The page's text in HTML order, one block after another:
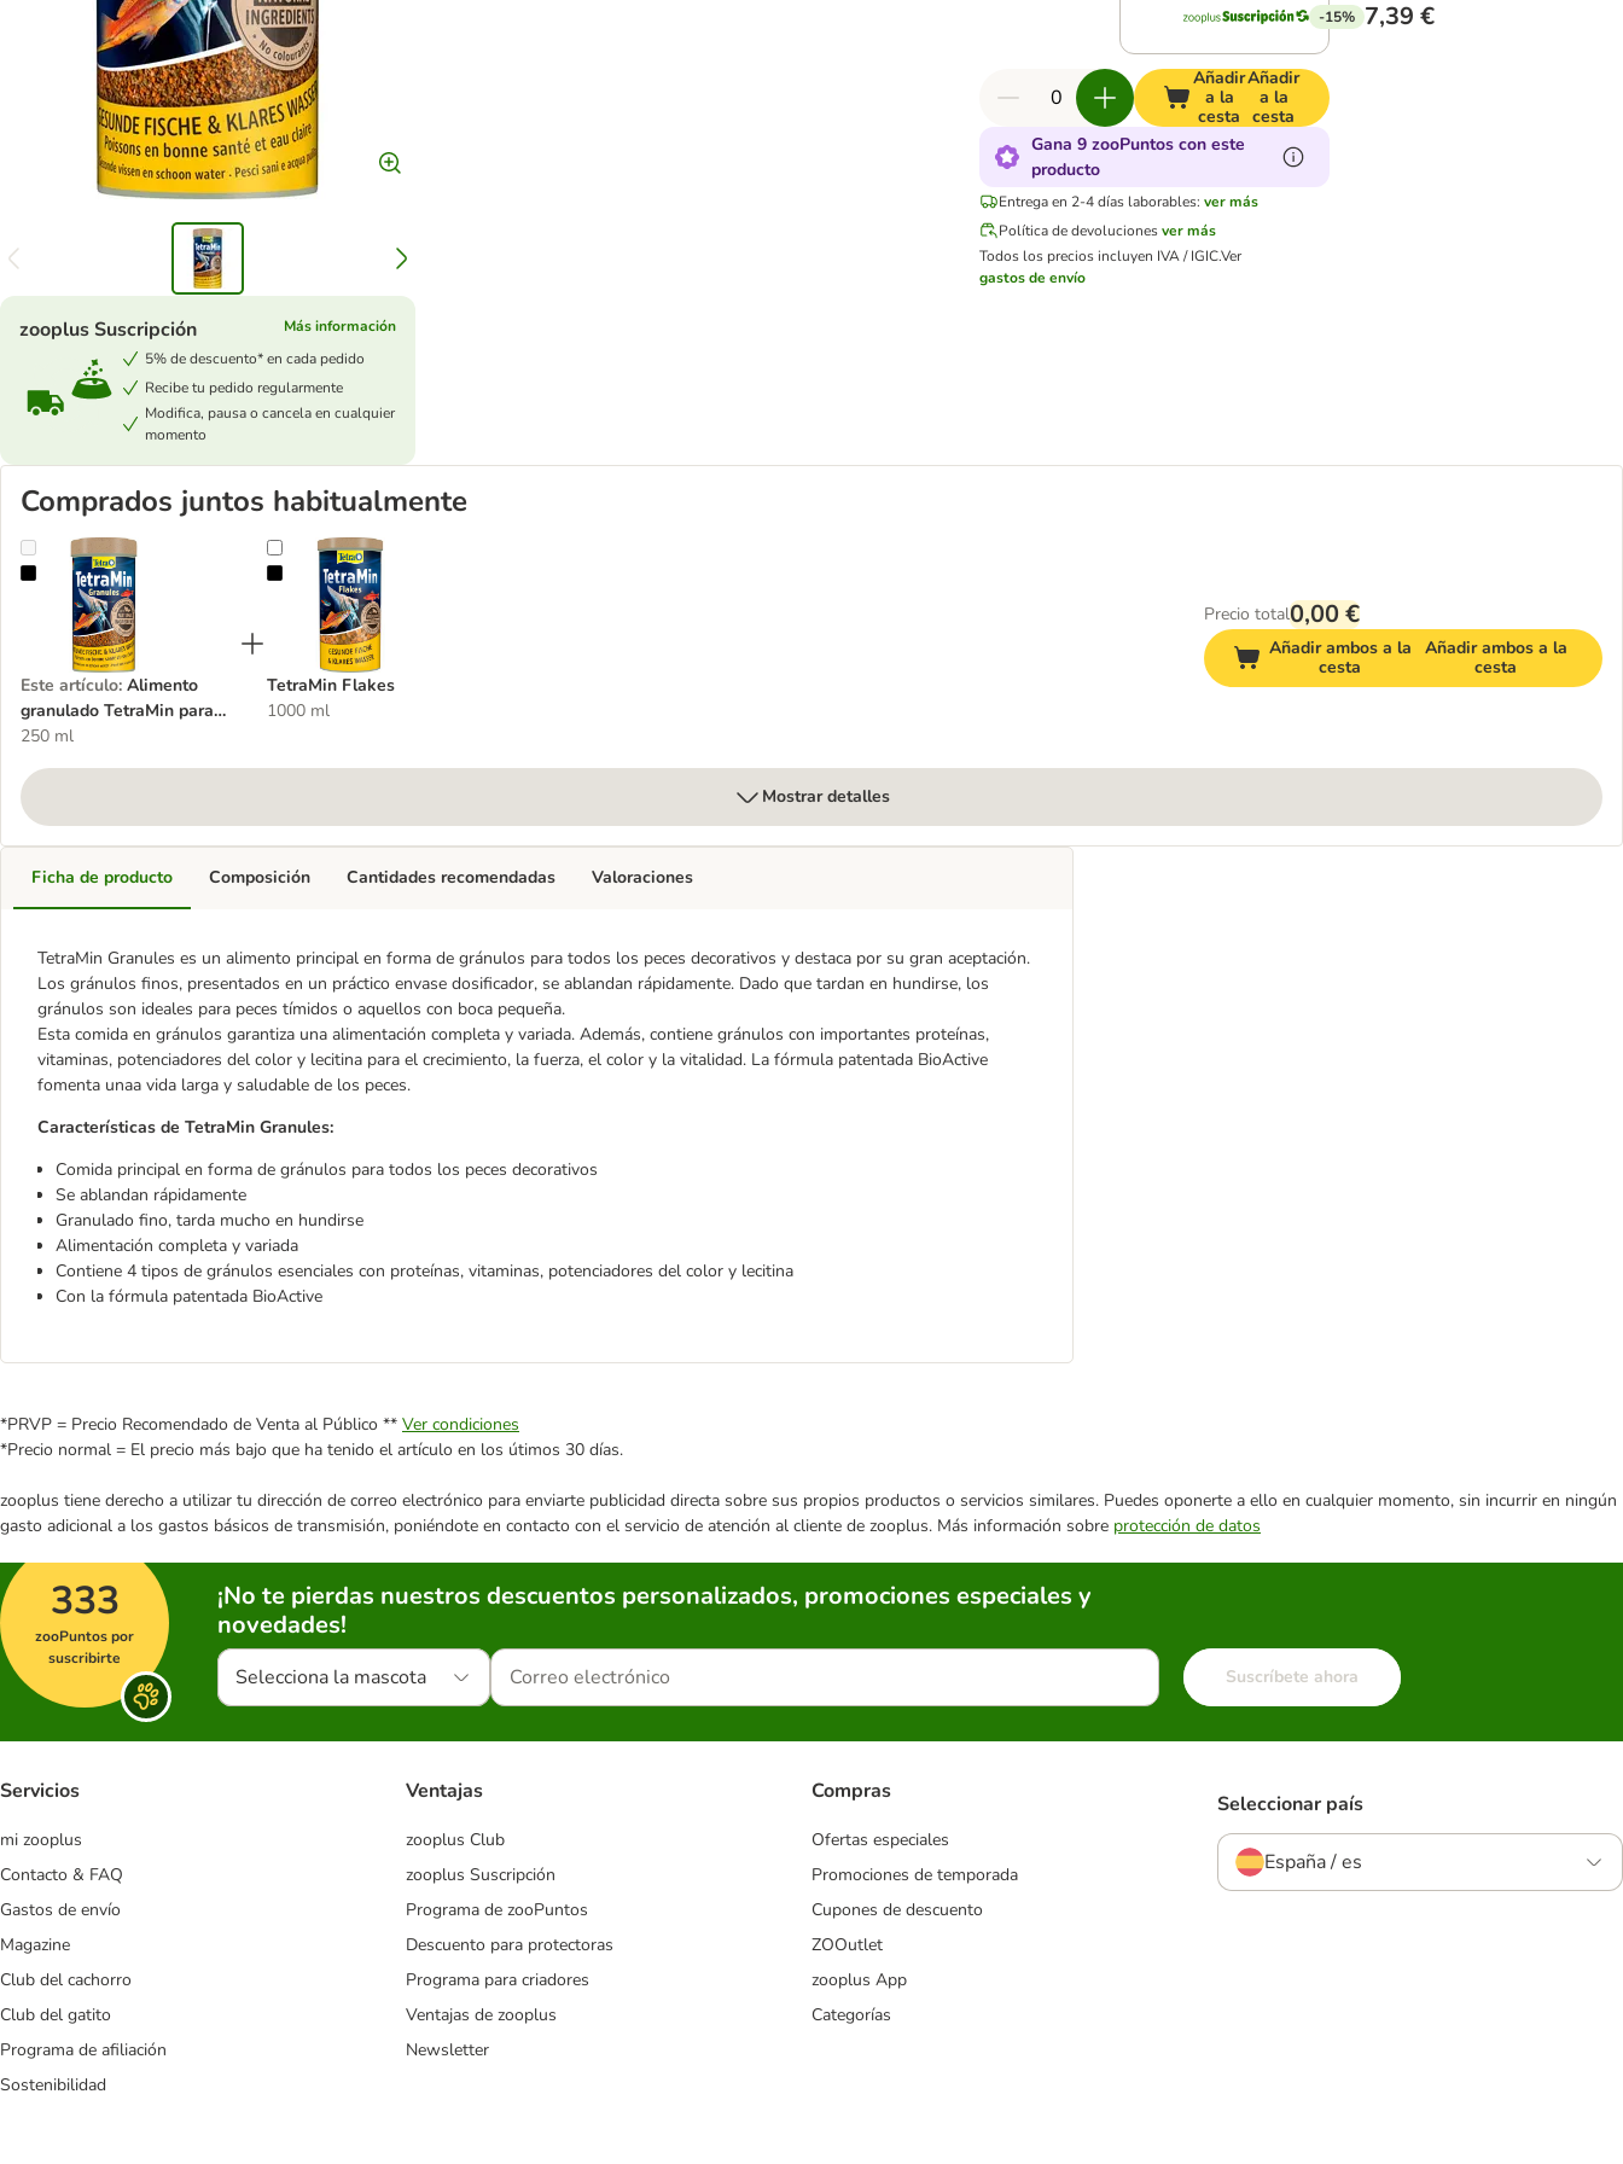
zooplus Suscripción
Más información
5% de descuento* en cada pedido
Recibe tu pedido regularmente
Modifica, pausa o cancela en cualquier
momento
-15% 7,39 €
Añadir
a la
cesta
Añadir
a la
cesta
Gana 9 zooPuntos con este
producto
Entrega en 2-4 días laborables: ver más
Política de devolucionesver más
Todos los precios incluyen IVA / IGIC.Ver
gastos de envío
Comprados juntos habitualmente
Alimento granulado TetraMin para peces
Este artículo: Alimento
granulado TetraMin para
peces
250 ml
TetraMin Flakes
TetraMin Flakes
1000 ml
Precio total0,00 €
Añadir ambos a la
cesta
Añadir ambos a la
cesta
Mostrar detalles
Ficha de producto
TetraMin Granules es un alimento principal en forma de gránulos para todos los peces decorativos y destaca por su gran aceptación.
Los gránulos finos, presentados en un práctico envase dosificador, se ablandan rápidamente. Dado que tardan en hundirse, los
gránulos son ideales para peces tímidos o aquellos con boca pequeña.
Esta comida en gránulos garantiza una alimentación completa y variada. Además, contiene gránulos con importantes proteínas,
vitaminas, potenciadores del color y lecitina para el crecimiento, la fuerza, el color y la vitalidad. La fórmula patentada BioActive
fomenta unaa vida larga y saludable de los peces.
Características de TetraMin Granules:
Comida principal en forma de gránulos para todos los peces decorativos
Se ablandan rápidamente
Granulado fino, tarda mucho en hundirse
Alimentación completa y variada
Contiene 4 tipos de gránulos esenciales con proteínas, vitaminas, potenciadores del color y lecitina
Con la fórmula patentada BioActive
Composición Cantidades recomendadas Valoraciones
*PRVP = Precio Recomendado de Venta al Público ** Ver condiciones
*Precio normal = El precio más bajo que ha tenido el artículo en los útimos 30 días.
zooplus tiene derecho a utilizar tu dirección de correo electrónico para enviarte publicidad directa sobre sus propios productos o servicios similares. Puedes oponerte a ello en cualquier momento, sin incurrir en ningún
gasto adicional a los gastos básicos de transmisión, poniéndote en contacto con el servicio de atención al cliente de zooplus. Más información sobre protección de datos
333
zooPuntos por
suscribirte
¡No te pierdas nuestros descuentos personalizados, promociones especiales y
novedades!
Selecciona la mascota Suscríbete ahora
Servicios
mi zooplus
Contacto & FAQ
Gastos de envío
Magazine
Club del cachorro
Club del gatito
Programa de afiliación
Sostenibilidad
Ventajas
zooplus Club
zooplus Suscripción
Programa de zooPuntos
Descuento para protectoras
Programa para criadores
Ventajas de zooplus
Newsletter
Compras
Ofertas especiales
Promociones de temporada
Cupones de descuento
ZOOutlet
zooplus App
Categorías
Seleccionar país
España / es